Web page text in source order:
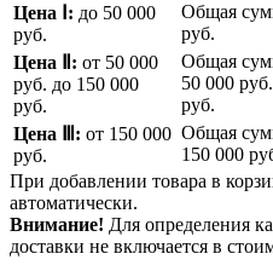
Цена Ⅰ: до 50 000
руб.
Общая
руб.
Цена Ⅱ: от 50 000
руб. до 150 000
руб.
Общая
50 000 руб.
руб.
Цена Ⅲ: от 150 000
руб.
Общая
150 000
При добавлении товара в
автоматически.
Внимание! Для определения
доставки не включается в